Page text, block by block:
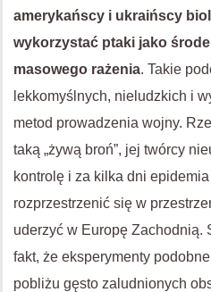
amerykańscy i ukraińscy
wykorzystać ptaki jako
masowego rażenia. Takie
lekkomyślnych, nieludzkich i
metod prowadzenia wojny.
taką „żywą broń”, jej twórcy
kontrolę i za kilka dni
rozprzestrzenić się w
uderzyć w Europę Zachodnią.
fakt, że eksperymenty
pobliżu gęsto zaludnionych